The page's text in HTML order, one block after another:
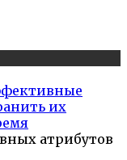
их
атрибутов